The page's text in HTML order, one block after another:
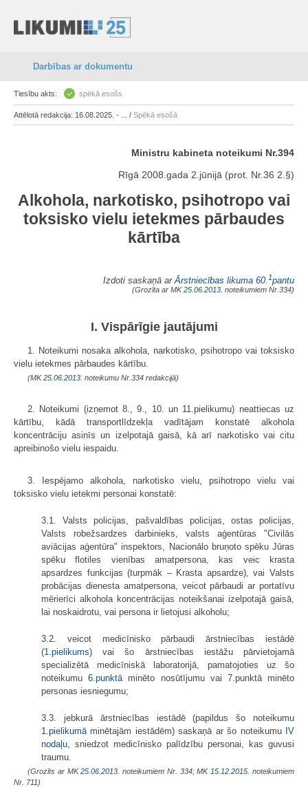
Darbības ar dokumentu
Tiesību akts: spēkā esošs
Attēlotā redakcija: 16.08.2025. - ... / Spēkā esošā
Ministru kabineta noteikumi Nr.394
Rīgā 2008.gada 2.jūnijā (prot. Nr.36 2.§)
Alkohola, narkotisko, psihotropo vai
toksisko vielu ietekmes pārbaudes
kārtība
Izdoti saskaņā arĀrstniecības likuma 60. 1pantu
(Grozīta ar MK25.06.2013. noteikumiem Nr.334)
I. Vispārīgie jautājumi
1. Noteikumi nosaka alkohola, narkotisko, psihotropo vai toksisko
vielu ietekmes pārbaudes kārtību.
(MK25.06.2013. noteikumu Nr.334 redakcijā)
2. Noteikumi (izņemot 8., 9., 10. un 11.pielikumu) neattiecas uz
kārtību, kādā transportlīdzekļa vadītājam konstatē alkohola
koncentrāciju asinīs un izelpotajā gaisā, kā arī narkotisko vai citu
apreibinošo vielu iespaidu.
3. Iespējamo alkohola, narkotisko vielu, psihotropo vielu vai
toksisko vielu ietekmi personai konstatē:
3.1. Valsts policijas, pašvaldības policijas, ostas policijas,
Valsts robežsardzes darbinieks, valsts aģentūras "Civilās
aviācijas aģentūra" inspektors, Nacionālo bruņoto spēku Jūras
spēku flotiles vienības amatpersona, kas veic krasta
apsardzes funkcijas (turpmāk – Krasta apsardze), vai Valsts
probācijas dienesta amatpersona, veicot pārbaudi ar portatīvu
mērierīci alkohola koncentrācijas noteikšanai izelpotajā gaisā,
lai noskaidrotu, vai persona ir lietojusi alkoholu;
3.2. veicot medicīnisko pārbaudi ārstniecības iestādē
(1.pielikums) vai šo ārstniecības iestāžu pārvietojamā
specializētā medicīniskā laboratorijā, pamatojoties uz šo
noteikumu6.punktā minēto nosūtījumu vai 7.punktā minēto
personas iesniegumu;
3.3. jebkurā ārstniecības iestādē (papildus šo noteikumu
1.pielikumā minētajām iestādēm) saskaņā ar šo noteikumuIV
nodaļu , sniedzot medicīnisko palīdzību personai, kas guvusi
traumu.
(Grozīts ar MK25.06.2013. noteikumiem Nr. 334; MK 15.12.2015. noteikumiem
Nr. 711)